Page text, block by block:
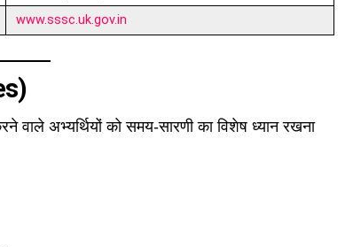
www.sssc.uk.gov.in
अभ्यर्थियों को समय-सारणी का विशेष ध्यान रखना